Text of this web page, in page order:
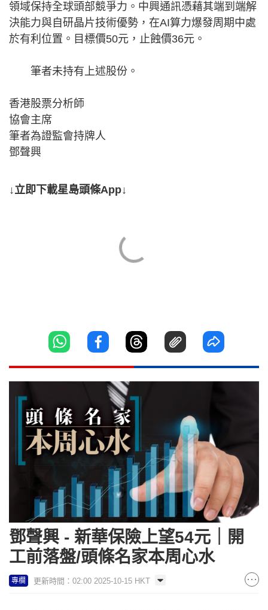
領域保持全球頭部競爭力。中興通訊憑藉其端到端解
決能力與自研晶片技術優勢，在AI算力爆發周期中處
於有利位置。目標價50元，止蝕價36元。
筆者未持有上述股份。
香港股票分析師
協會主席
筆者為證監會持牌人
鄧聲興
↓立即下載星島頭條App↓
鄧聲興 - 新華保險上望54元｜開
工前落盤/頭條名家本周心水
專欄 更新時間：02:00 2025-10-15 HKT